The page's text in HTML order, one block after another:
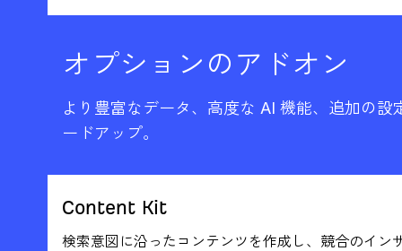
オプションのアドオン
より豊富なデータ、高度な AI 機能、追加の
ードアップ。
Content Kit
検索意図に沿ったコンテンツを作成し、競合のイン